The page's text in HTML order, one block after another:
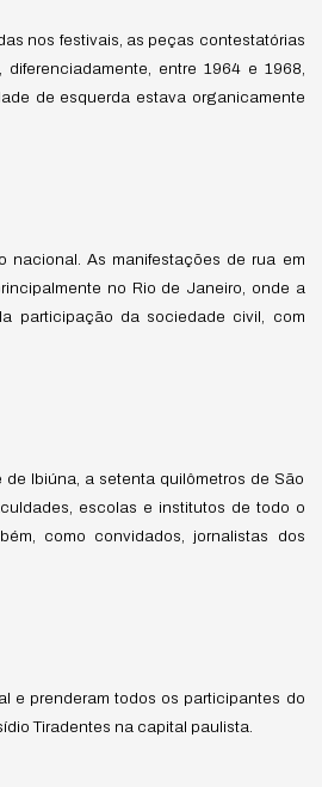
nos festivais, as peças contestatórias
entre 1964 e 1968,
de esquerda estava organicamente
nacional. As manifestações de rua em
no Rio de Janeiro, onde a
participação da sociedade civil, com
Ibiúna, a setenta quilômetros de São
escolas e institutos de todo o
como convidados, jornalistas dos
e prenderam todos os participantes do
Tiradentes na capital paulista.